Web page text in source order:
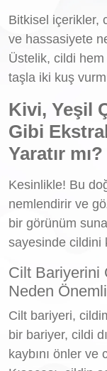
Bitkisel içerikler,
ve hassasiyete
Üstelik, cildi
taşla iki kuş
Kivi, Yeşil
Gibi
Yaratır mı?
Kesinlikle! Bu
nemlendirir ve
bir görünüm
sayesinde cildini
Cilt Bariyerini
Neden
Cilt bariyeri,
bir bariyer, cildi
kaybını önler ve